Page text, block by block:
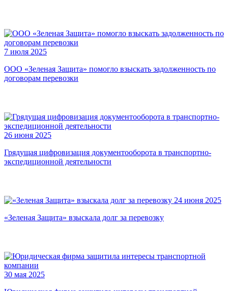
7 июля 2025
ООО «Зеленая Защита» помогло взыскать задолженность по
договорам перевозки
26 июня 2025
Грядущая цифровизация документооборота в транспортно-
экспедиционной деятельности
24 июня 2025
«Зеленая Защита» взыскала долг за перевозку
30 мая 2025